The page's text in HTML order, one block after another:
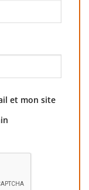
et mon site